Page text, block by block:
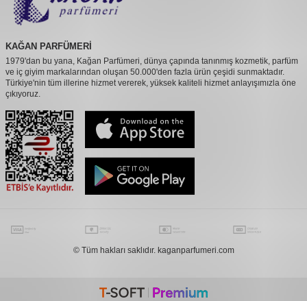
KAĞAN PARFÜMERİ
1979'dan bu yana, Kağan Parfümeri, dünya çapında tanınmış kozmetik, parfüm
ve iç giyim markalarından oluşan 50.000'den fazla ürün çeşidi sunmaktadır.
Türkiye'nin tüm illerine hizmet vererek, yüksek kaliteli hizmet anlayışımızla öne
çıkıyoruz.
© Tüm hakları saklıdır. kaganparfumeri.com